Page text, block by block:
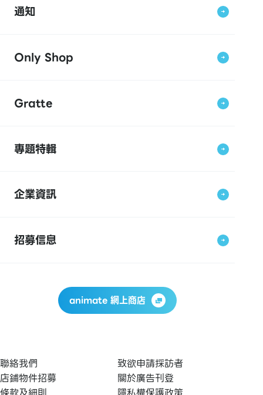
通知
Only Shop
Gratte
專題特輯
企業資訊
招募信息
animate 網上商店
聯絡我們
致欲申請採訪者
店鋪物件招募
關於廣告刊登